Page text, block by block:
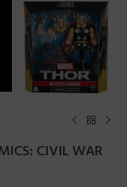
CIVIL WAR